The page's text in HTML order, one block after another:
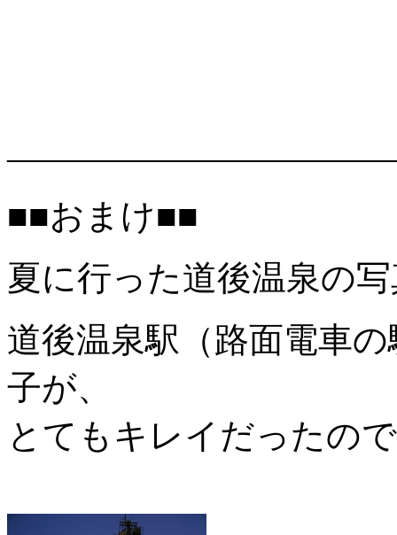
■■おまけ■■
夏に行った道後温泉の
道後温泉駅（路面電車
子が、
とてもキレイだったの